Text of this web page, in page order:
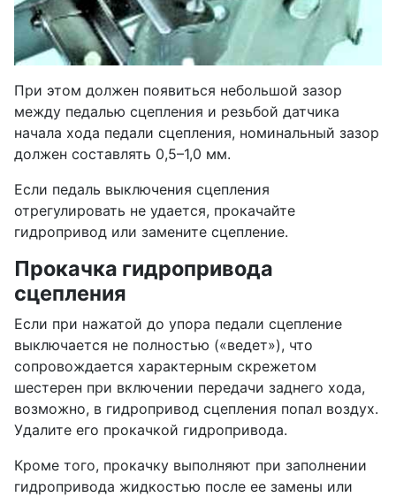
При этом должен появиться небольшой зазор
между педалью сцепления и резьбой датчика
начала хода педали сцепления, номинальный зазор
должен составлять 0,5–1,0 мм.
Если педаль выключения сцепления
отрегулировать не удается, прокачайте
гидропривод или замените сцепление.
Прокачка гидропривода
сцепления
Если при нажатой до упора педали сцепление
выключается не полностью («ведет»), что
сопровождается характерным скрежетом
шестерен при включении передачи заднего хода,
возможно, в гидропривод сцепления попал воздух.
Удалите его прокачкой гидропривода.
Кроме того, прокачку выполняют при заполнении
гидропривода жидкостью после ее замены или